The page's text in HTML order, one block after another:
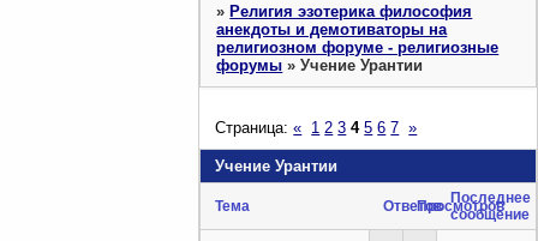
»Религия эзотерика философия
анекдоты и демотиваторы на
религиозном форуме - религиозные
форумы »Учение Урантии
Учение Урантии
Страница:« 1 2 3 4 5 6 7 »
Тема ОтветовПросмотров
Последнее
сообщение